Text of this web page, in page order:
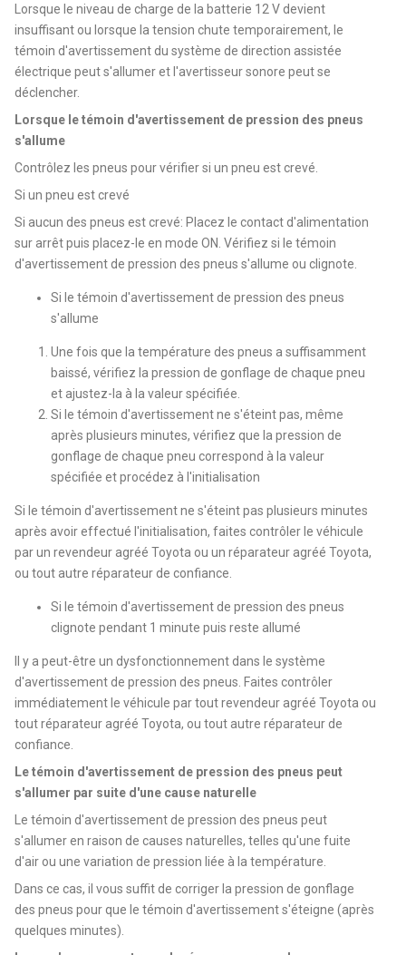
Lorsque le niveau de charge de la batterie 12 V devient
insuffisant ou lorsque la tension chute temporairement, le
témoin d'avertissement du système de direction assistée
électrique peut s'allumer et l'avertisseur sonore peut se
déclencher.
Lorsque le témoin d'avertissement de pression des pneus
s'allume
Contrôlez les pneus pour vérifier si un pneu est crevé.
Si un pneu est crevé
Si aucun des pneus est crevé: Placez le contact d'alimentation
sur arrêt puis placez-le en mode ON. Vérifiez si le témoin
d'avertissement de pression des pneus s'allume ou clignote.
Si le témoin d'avertissement de pression des pneus
s'allume
Une fois que la température des pneus a suffisamment
baissé, vérifiez la pression de gonflage de chaque pneu
et ajustez-la à la valeur spécifiée.
Si le témoin d'avertissement ne s'éteint pas, même
après plusieurs minutes, vérifiez que la pression de
gonflage de chaque pneu correspond à la valeur
spécifiée et procédez à l'initialisation
Si le témoin d'avertissement ne s'éteint pas plusieurs minutes
après avoir effectué l'initialisation, faites contrôler le véhicule
par un revendeur agréé Toyota ou un réparateur agréé Toyota,
ou tout autre réparateur de confiance.
Si le témoin d'avertissement de pression des pneus
clignote pendant 1 minute puis reste allumé
Il y a peut-être un dysfonctionnement dans le système
d'avertissement de pression des pneus. Faites contrôler
immédiatement le véhicule par tout revendeur agréé Toyota ou
tout réparateur agréé Toyota, ou tout autre réparateur de
confiance.
Le témoin d'avertissement de pression des pneus peut
s'allumer par suite d'une cause naturelle
Le témoin d'avertissement de pression des pneus peut
s'allumer en raison de causes naturelles, telles qu'une fuite
d'air ou une variation de pression liée à la température.
Dans ce cas, il vous suffit de corriger la pression de gonflage
des pneus pour que le témoin d'avertissement s'éteigne (après
quelques minutes).